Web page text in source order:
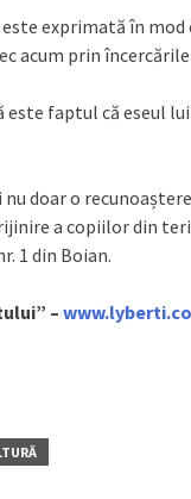
exprimată în
acum prin
este faptul că eseul
nu doar o
a copiilor din
1 din Boian.
–